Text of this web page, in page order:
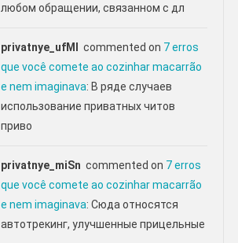
любом обращении, связанном с дл
privatnye_ufMl commented on 7 erros
que você comete ao cozinhar macarrão
e nem imaginava: В ряде случаев
использование приватных читов
приво
privatnye_miSn commented on 7 erros
que você comete ao cozinhar macarrão
e nem imaginava: Сюда относятся
автотрекинг, улучшенные прицельные